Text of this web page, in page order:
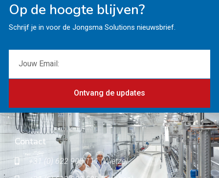
Op de hoogte blijven?
Schrijf je in voor de Jongsma Solutions nieuwsbrief.
Ontvang de updates
Contact
+31 (0) 622 900 111 (Wietze)